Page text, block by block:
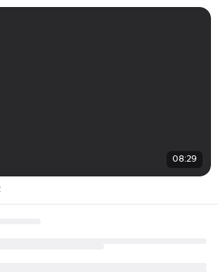
08:29